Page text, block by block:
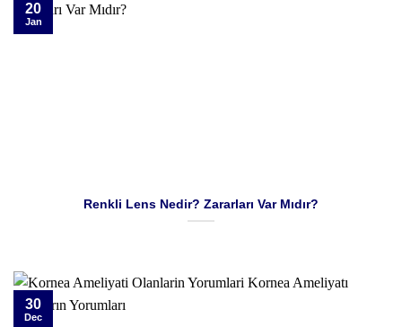
Renkli Lens Nedir? Zararları Var Mıdır?
20
Jan
30
Dec